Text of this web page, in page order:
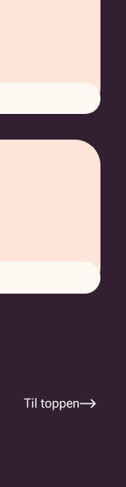
Til toppen